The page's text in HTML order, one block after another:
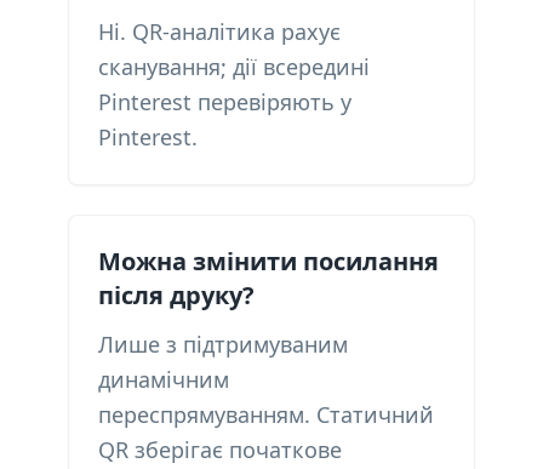
Ні. QR-аналітика рахує
сканування; дії всередині
Pinterest перевіряють у
Pinterest.
Можна змінити посилання
після друку?
Лише з підтримуваним
динамічним
переспрямуванням. Статичний
QR зберігає початкове